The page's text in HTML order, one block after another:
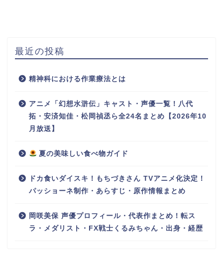
最近の投稿
精神科における作業療法とは
アニメ「幻想水滸伝」キャスト・声優一覧！八代
拓・安済知佳・松岡禎丞ら全24名まとめ【2026年10
月放送】
夏の美味しい食べ物ガイド
ドカ食いダイスキ！もちづきさん TVアニメ化決定！
パッショーネ制作・あらすじ・原作情報まとめ
岡咲美保 声優プロフィール・代表作まとめ！転ス
ラ・メダリスト・FX戦士くるみちゃん・出身・経歴